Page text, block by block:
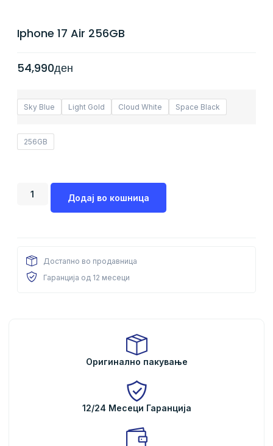
Iphone 17 Air 256GB
54,990ден
Sky Blue Light Gold Cloud White Space Black
256GB
Додај во кошница
Достапно во продавница
Гаранција од 12 месеци
Оригинално пакување
12/24 Месеци Гаранција